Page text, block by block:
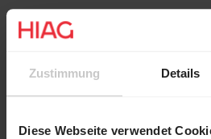
Zustimmung Details
Diese Webseite verwendet